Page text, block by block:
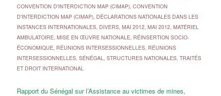
CONVENTION D'INTERDICTION MAP (CIMAP), CONVENTION
D'INTERDICTION MAP (CIMAP), DÉCLARATIONS NATIONALES DANS LES
INSTANCES INTERNATIONALES, DIVERS, MAI 2012, MAI 2012, MATÉRIEL
AMBULATOIRE, MISE EN ŒUVRE NATIONALE, RÉINSERTION SOCIO-
ÉCONOMIQUE, RÉUNIONS INTERSESSIONNELLES, RÉUNIONS
INTERSESSIONNELLES, SÉNÉGAL, STRUCTURES NATIONALES, TRAITÉS
ET DROIT INTERNATIONAL
Rapport du Sénégal sur l’Assistance au victimes de mines,